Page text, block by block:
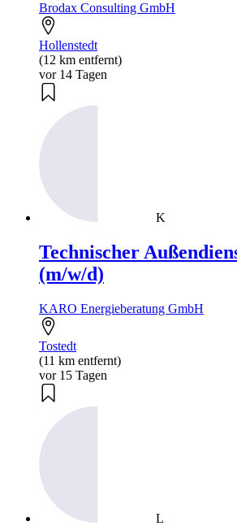
Brodax Consulting GmbH
Hollenstedt
(12 km entfernt)
vor 14 Tagen
K
Technischer
(m/w/d)
KARO Energieberatung GmbH
Tostedt
(11 km entfernt)
vor 15 Tagen
L